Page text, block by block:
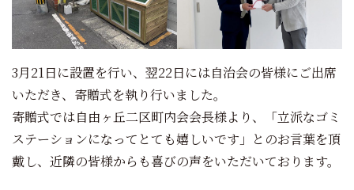
3月21日に設置を行い、翌22日には自治会の皆様にご出席
いただき、寄贈式を執り行いました。
寄贈式では自由ヶ丘二区町内会会長様より、「立派なゴミ
ステーションになってとても嬉しいです」とのお言葉を頂
戴し、近隣の皆様からも喜びの声をいただいております。